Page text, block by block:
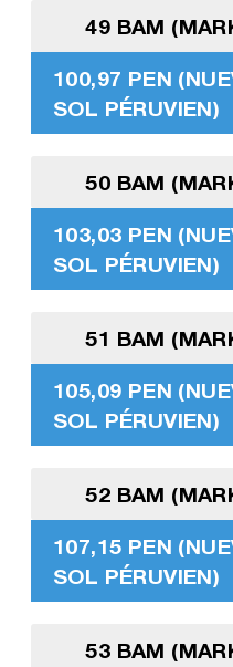
49 BAM
100,97 PEN
SOL PÉRUVIEN)
50 BAM
103,03 PEN
SOL PÉRUVIEN)
51 BAM
105,09 PEN
SOL PÉRUVIEN)
52 BAM
107,15 PEN
SOL PÉRUVIEN)
53 BAM